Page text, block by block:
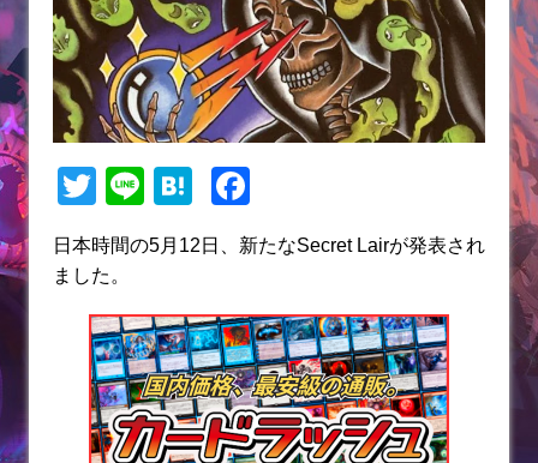
T
w
itt
Li
n
e
H
at
e
a
a
c
b
o
o
日本時間の5月12日、新たなSecret Lairが発表され
ました。